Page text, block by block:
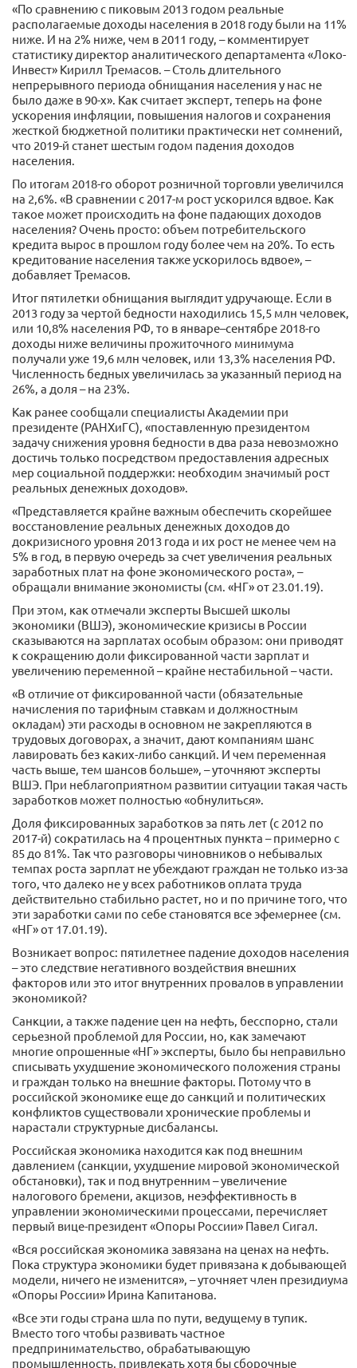
«По сравнению с пиковым 2013 годом реальные
располагаемые доходы населения в 2018 году были на 11%
ниже. И на 2% ниже, чем в 2011 году, – комментирует
статистику директор аналитического департамента «Локо-
Инвест» Кирилл Тремасов. – Столь длительного
непрерывного периода обнищания населения у нас не
было даже в 90-х». Как считает эксперт, теперь на фоне
ускорения инфляции, повышения налогов и сохранения
жесткой бюджетной политики практически нет сомнений,
что 2019-й станет шестым годом падения доходов
населения.
По итогам 2018-го оборот розничной торговли увеличился
на 2,6%. «В сравнении с 2017-м рост ускорился вдвое. Как
такое может происходить на фоне падающих доходов
населения? Очень просто: объем потребительского
кредита вырос в прошлом году более чем на 20%. То есть
кредитование населения также ускорилось вдвое», –
добавляет Тремасов.
Итог пятилетки обнищания выглядит удручающе. Если в
2013 году за чертой бедности находились 15,5 млн человек,
или 10,8% населения РФ, то в январе–сентябре 2018-го
доходы ниже величины прожиточного минимума
получали уже 19,6 млн человек, или 13,3% населения РФ.
Численность бедных увеличилась за указанный период на
26%, а доля – на 23%.
Как ранее сообщали специалисты Академии при
президенте (РАНХиГС), «поставленную президентом
задачу снижения уровня бедности в два раза невозможно
достичь только посредством предоставления адресных
мер социальной поддержки: необходим значимый рост
реальных денежных доходов».
«Представляется крайне важным обеспечить скорейшее
восстановление реальных денежных доходов до
докризисного уровня 2013 года и их рост не менее чем на
5% в год, в первую очередь за счет увеличения реальных
заработных плат на фоне экономического роста», –
обращали внимание экономисты (см. «НГ» от 23.01.19).
При этом, как отмечали эксперты Высшей школы
экономики (ВШЭ), экономические кризисы в России
сказываются на зарплатах особым образом: они приводят
к сокращению доли фиксированной части зарплат и
увеличению переменной – крайне нестабильной – части.
«В отличие от фиксированной части (обязательные
начисления по тарифным ставкам и должностным
окладам) эти расходы в основном не закрепляются в
трудовых договорах, а значит, дают компаниям шанс
лавировать без каких-либо санкций. И чем переменная
часть выше, тем шансов больше», – уточняют эксперты
ВШЭ. При неблагоприятном развитии ситуации такая часть
заработков может полностью «обнулиться».
Доля фиксированных заработков за пять лет (с 2012 по
2017-й) сократилась на 4 процентных пункта – примерно с
85 до 81%. Так что разговоры чиновников о небывалых
темпах роста зарплат не убеждают граждан не только из-за
того, что далеко не у всех работников оплата труда
действительно стабильно растет, но и по причине того, что
эти заработки сами по себе становятся все эфемернее (см.
«НГ» от 17.01.19).
Возникает вопрос: пятилетнее падение доходов населения
– это следствие негативного воздействия внешних
факторов или это итог внутренних провалов в управлении
экономикой?
Санкции, а также падение цен на нефть, бесспорно, стали
серьезной проблемой для России, но, как замечают
многие опрошенные «НГ» эксперты, было бы неправильно
списывать ухудшение экономического положения страны
и граждан только на внешние факторы. Потому что в
российской экономике еще до санкций и политических
конфликтов существовали хронические проблемы и
нарастали структурные дисбалансы.
Российская экономика находится как под внешним
давлением (санкции, ухудшение мировой экономической
обстановки), так и под внутренним – увеличение
налогового бремени, акцизов, неэффективность в
управлении экономическими процессами, перечисляет
первый вице-президент «Опоры России» Павел Сигал.
«Вся российская экономика завязана на ценах на нефть.
Пока структура экономики будет привязана к добывающей
модели, ничего не изменится», – уточняет член президиума
«Опоры России» Ирина Капитанова.
«Все эти годы страна шла по пути, ведущему в тупик.
Вместо того чтобы развивать частное
предпринимательство, обрабатывающую
промышленность, привлекать хотя бы сборочные